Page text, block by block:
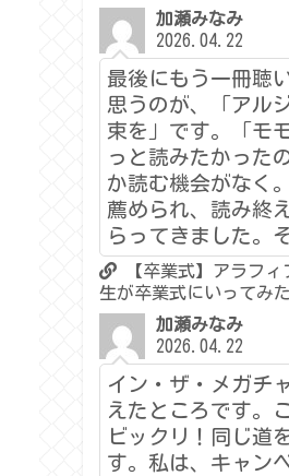
加瀬みなみ
2026.04.22
最後にもう一冊聴
思うのが、「アル
束を」です。「モ
っと読みたかった
か読む機会がなく
薦められ、読み終
らってきました。
【卒業式】アラフィ
生が卒業式にいってみた
加瀬みなみ
2026.04.22
イン・ザ・メガチ
えたところです。
ビックリ！同じ道
す。私は、キャン